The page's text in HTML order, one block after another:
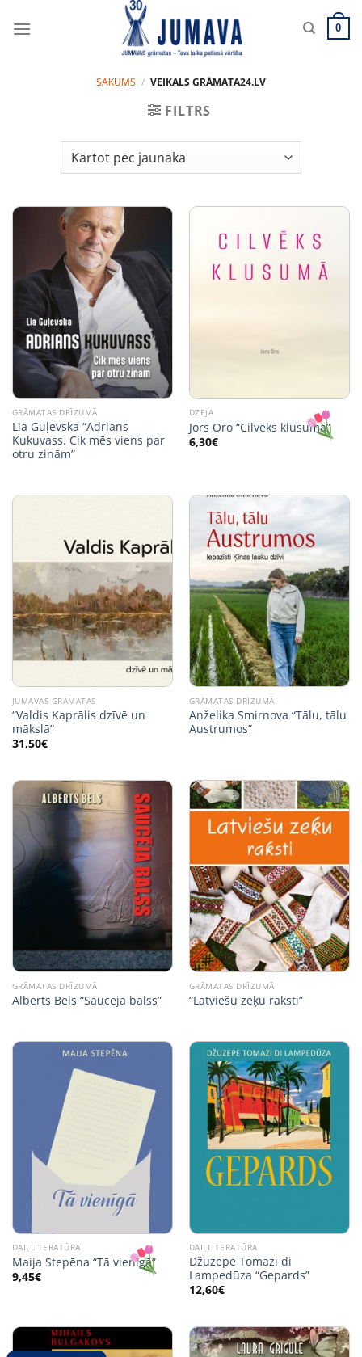
0
SĀKUMS / VEIKALS GRĀMATA24.LV
FILTRS
GRĀMATAS DRĪZUMĀ
Lia Guļevska “Adrians
Kukuvass. Cik mēs viens par
otru zinām”
DZEJA
Jors Oro “Cilvēks klusumā”
6,30€
JUMAVAS GRĀMATAS
“Valdis Kaprālis dzīvē un
mākslā”
31,50€
GRĀMATAS DRĪZUMĀ
Anželika Smirnova “Tālu, tālu
Austrumos”
GRĀMATAS DRĪZUMĀ
Alberts Bels “Saucēja balss”
GRĀMATAS DRĪZUMĀ
“Latviešu zeķu raksti”
DAIĻLITERATŪRA
Maija Stepēna “Tā vienīgā”
9,45€
DAIĻLITERATŪRA
Džuzepe Tomazi di
Lampedūza “Gepards”
12,60€